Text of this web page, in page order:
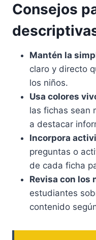
Consejos
Mantén la
claro y directo
los niños.
Usa colores
las fichas sean
a destacar
Incorpora
preguntas o
de cada ficha
Revisa con los
estudiantes
contenido